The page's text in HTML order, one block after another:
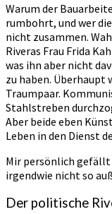
Warum der
rumbohrt, und wer
nicht zusammen.
Riveras Frau Frida
was ihn aber nicht
zu haben. Überhaupt
Traumpaar.
Stahlstreben
Aber beide eben
Leben in den Dienst
Mir persönlich gefällt
irgendwie nicht so
Der politische